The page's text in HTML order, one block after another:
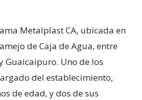
Metalplast CA, ubicada en
de Caja de Agua, entre
Guaicaipuro. Uno de los
del establecimiento,
de edad, y dos de sus